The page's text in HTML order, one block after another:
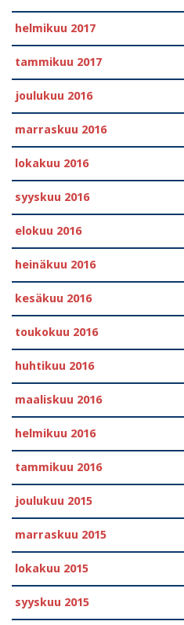
helmikuu 2017
tammikuu 2017
joulukuu 2016
marraskuu 2016
lokakuu 2016
syyskuu 2016
elokuu 2016
heinäkuu 2016
kesäkuu 2016
toukokuu 2016
huhtikuu 2016
maaliskuu 2016
helmikuu 2016
tammikuu 2016
joulukuu 2015
marraskuu 2015
lokakuu 2015
syyskuu 2015